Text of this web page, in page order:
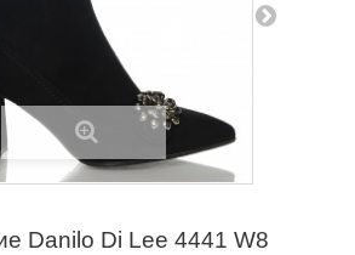
Danilo Di Lee 4441 W8